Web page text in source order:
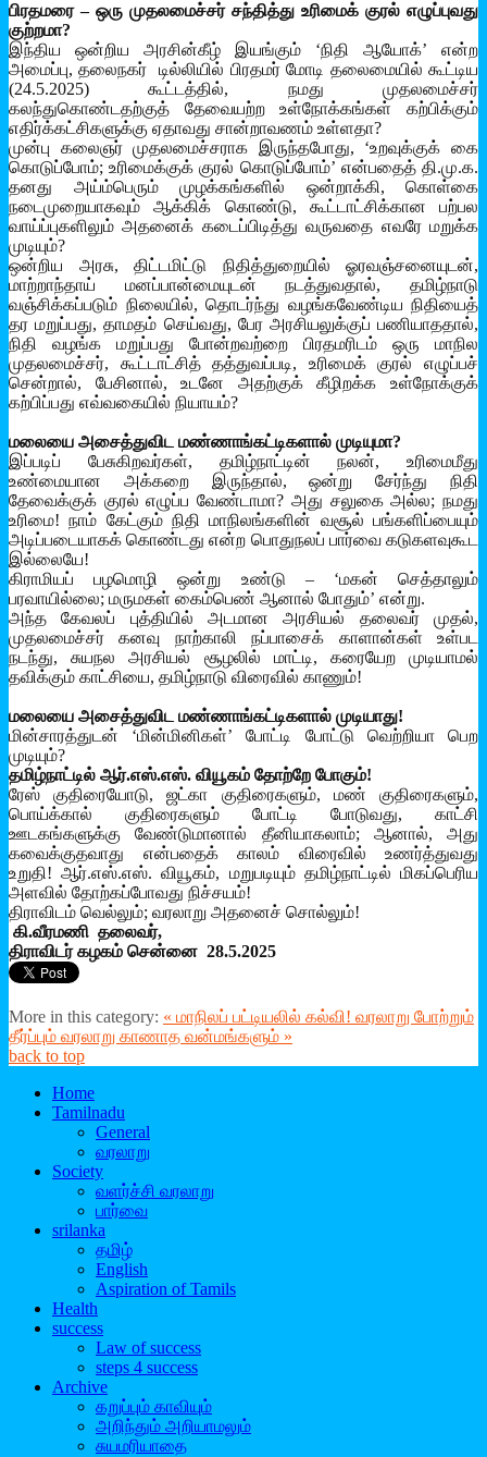
பிரதமரை – ஒரு முதலமைச்சர் சந்தித்து உரிமைக் குரல் எழுப்புவது
குற்றமா?
இந்திய ஒன்றிய அரசின்கீழ் இயங்கும் ‘நிதி ஆயோக்’ என்ற
அமைப்பு, தலைநகர் டில்லியில் பிரதமர் மோடி தலைமையில் கூட்டிய
(24.5.2025) கூட்டத்தில், நமது முதலமைச்சர்
கலந்துகொண்டதற்குத் தேவையற்ற உள்நோக்கங்கள் கற்பிக்கும்
எதிர்க்கட்சிகளுக்கு ஏதாவது சான்றாவணம் உள்ளதா?
முன்பு கலைஞர் முதலமைச்சராக இருந்தபோது, ‘உறவுக்குக் கை
கொடுப்போம்; உரிமைக்குக் குரல் கொடுப்போம்’ என்பதைத் தி.மு.க.
தனது அய்ம்பெரும் முழக்கங்களில் ஒன்றாக்கி, கொள்கை
நடைமுறையாகவும் ஆக்கிக் கொண்டு, கூட்டாட்சிக்கான பற்பல
வாய்ப்புகளிலும் அதனைக் கடைப்பிடித்து வருவதை எவரே மறுக்க
முடியும்?
ஒன்றிய அரசு, திட்டமிட்டு நிதித்துறையில் ஓரவஞ்சனையுடன்,
மாற்றாந்தாய் மனப்பான்மையுடன் நடத்துவதால், தமிழ்நாடு
வஞ்சிக்கப்படும் நிலையில், தொடர்ந்து வழங்கவேண்டிய நிதியைத்
தர மறுப்பது, தாமதம் செய்வது, பேர அரசியலுக்குப் பணியாததால்,
நிதி வழங்க மறுப்பது போன்றவற்றை பிரதமரிடம் ஒரு மாநில
முதலமைச்சர், கூட்டாட்சித் தத்துவப்படி, உரிமைக் குரல் எழுப்பச்
சென்றால், பேசினால், உடனே அதற்குக் கீழிறக்க உள்நோக்குக்
கற்பிப்பது எவ்வகையில் நியாயம்?
மலையை அசைத்துவிட மண்ணாங்கட்டிகளால் முடியுமா?
இப்படிப் பேசுகிறவர்கள், தமிழ்நாட்டின் நலன், உரிமைமீது
உண்மையான அக்கறை இருந்தால், ஒன்று சேர்ந்து நிதி
தேவைக்குக் குரல் எழுப்ப வேண்டாமா? அது சலுகை அல்ல; நமது
உரிமை! நாம் கேட்கும் நிதி மாநிலங்களின் வசூல் பங்களிப்பையும்
அடிப்படையாகக் கொண்டது என்ற பொதுநலப் பார்வை கடுகளவுகூட
இல்லையே!
கிராமியப் பழமொழி ஒன்று உண்டு – ‘மகன் செத்தாலும்
பரவாயில்லை; மருமகள் கைம்பெண் ஆனால் போதும்’ என்று.
அந்த கேவலப் புத்தியில் அடமான அரசியல் தலைவர் முதல்,
முதலமைச்சர் கனவு நாற்காலி நப்பாசைக் காளான்கள் உள்பட
நடந்து, சுயநல அரசியல் சூழலில் மாட்டி, கரையேற முடியாமல்
தவிக்கும் காட்சியை, தமிழ்நாடு விரைவில் காணும்!
மலையை அசைத்துவிட மண்ணாங்கட்டிகளால் முடியாது!
மின்சாரத்துடன் ‘மின்மினிகள்’ போட்டி போட்டு வெற்றியா பெற
முடியும்?
தமிழ்நாட்டில் ஆர்.எஸ்.எஸ். வியூகம் தோற்றே போகும்!
ரேஸ் குதிரையோடு, ஜட்கா குதிரைகளும், மண் குதிரைகளும்,
பொய்க்கால் குதிரைகளும் போட்டி போடுவது, காட்சி
ஊடகங்களுக்கு வேண்டுமானால் தீனியாகலாம்; ஆனால், அது
கவைக்குதவாது என்பதைக் காலம் விரைவில் உணர்த்துவது
உறுதி! ஆர்.எஸ்.எஸ். வியூகம், மறுபடியும் தமிழ்நாட்டில் மிகப்பெரிய
அளவில் தோற்கப்போவது நிச்சயம்!
திராவிடம் வெல்லும்; வரலாறு அதனைச் சொல்லும்!
கி.வீரமணி தலைவர்,
திராவிடர் கழகம் சென்னை 28.5.2025
More in this category: « மாநி­லப் பட்­டி­ய­லில் கல்வி! வரலாறு போற்றும்
தீர்ப்பும் வரலாறு காணாத வன்மங்களும் »
back to top
Home
Tamilnadu
General
வரலாறு
Society
வளர்ச்சி வரலாறு
பார்வை
srilanka
தமிழ்
English
Aspiration of Tamils
Health
success
Law of success
steps 4 success
Archive
கறுப்பும் காவியும்
அறிந்தும் அறியாமலும்
சுயமரியாதை